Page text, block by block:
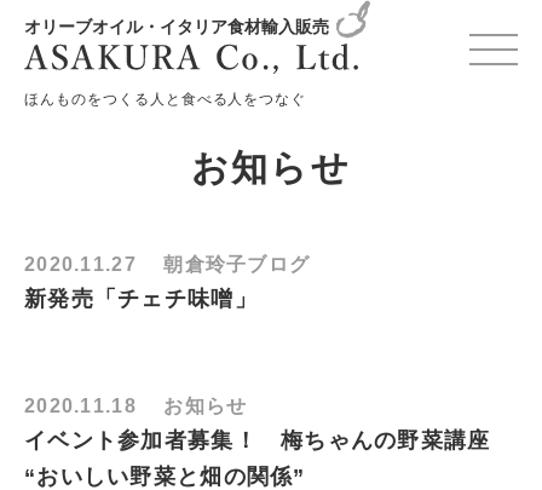
オリーブオイル・イタリア食材輸入販売
ほんものをつくる人と食べる人をつなぐ
HOME お知らせ 月別: 2020年11月
お知らせ
2020.11.27 朝倉玲子ブログ
新発売「チェチ味噌」
2020.11.18 お知らせ
イベント参加者募集！ 梅ちゃんの野菜講座
“おいしい野菜と畑の関係”